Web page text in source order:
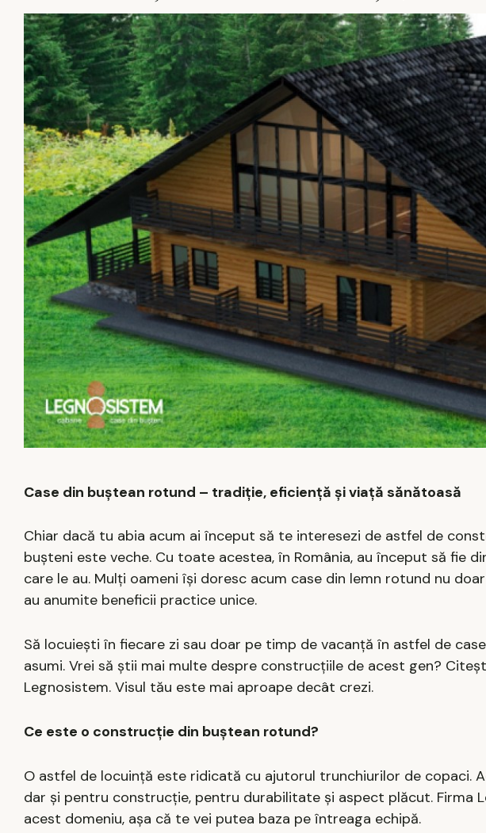
Case din buștean rotund – tradiție, eficiență și viață sănătoasă
Chiar dacă tu abia acum ai început să te interesezi de astfel de
bușteni este veche. Cu toate acestea, în România, au început să fie
care le au. Mulți oameni își doresc acum case din lemn rotund nu
au anumite beneficii practice unice.
Să locuiești în fiecare zi sau doar pe timp de vacanță în astfel de
asumi. Vrei să știi mai multe despre construcțiile de acest gen?
Legnosistem. Visul tău este mai aproape decât crezi.
Ce este o construcție din buștean rotund?
O astfel de locuință este ridicată cu ajutorul trunchiurilor de copaci.
dar și pentru construcție, pentru durabilitate și aspect plăcut. Firma
acest domeniu, așa că te vei putea baza pe întreaga echipă.